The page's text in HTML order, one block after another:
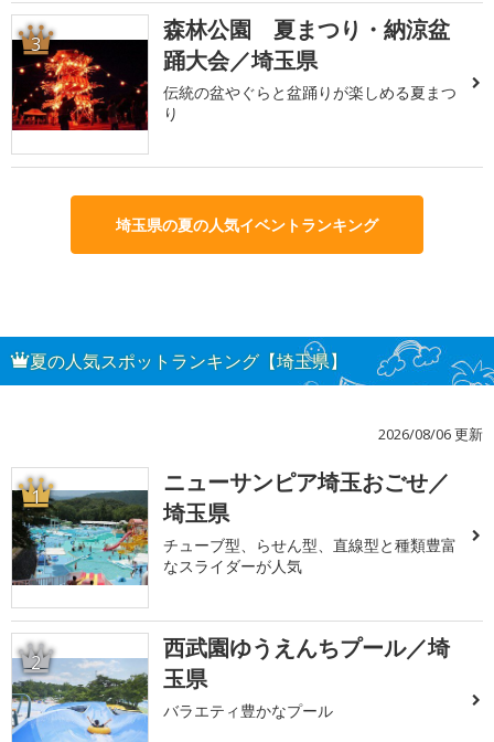
3
森林公園 夏まつり・納涼盆
踊大会／埼玉県
伝統の盆やぐらと盆踊りが楽しめる夏まつ
り
埼玉県の夏の人気イベントランキング
夏の人気スポットランキング【埼玉県】
2026/08/06 更新
1
ニューサンピア埼玉おごせ／
埼玉県
チューブ型、らせん型、直線型と種類豊富
なスライダーが人気
2
西武園ゆうえんちプール／埼
玉県
バラエティ豊かなプール